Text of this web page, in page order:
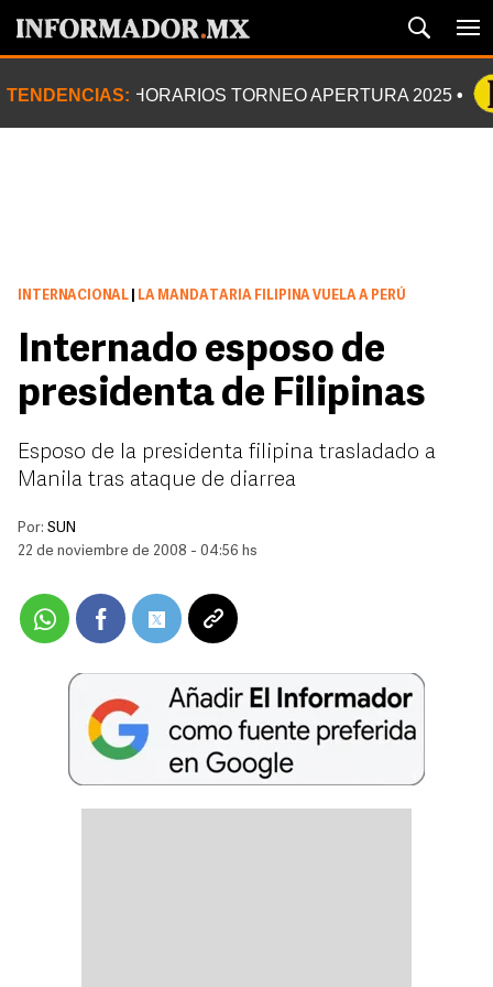
TENDENCIAS: HORARIOS TORNEO APERTURA 2025
INTERNACIONAL LA MANDATARIA FILIPINA VUELA A PERÚ
Internado esposo de
presidenta de Filipinas
Esposo de la presidenta filipina trasladado a
Manila tras ataque de diarrea
Por: SUN
22 de noviembre de 2008 - 04:56 hs